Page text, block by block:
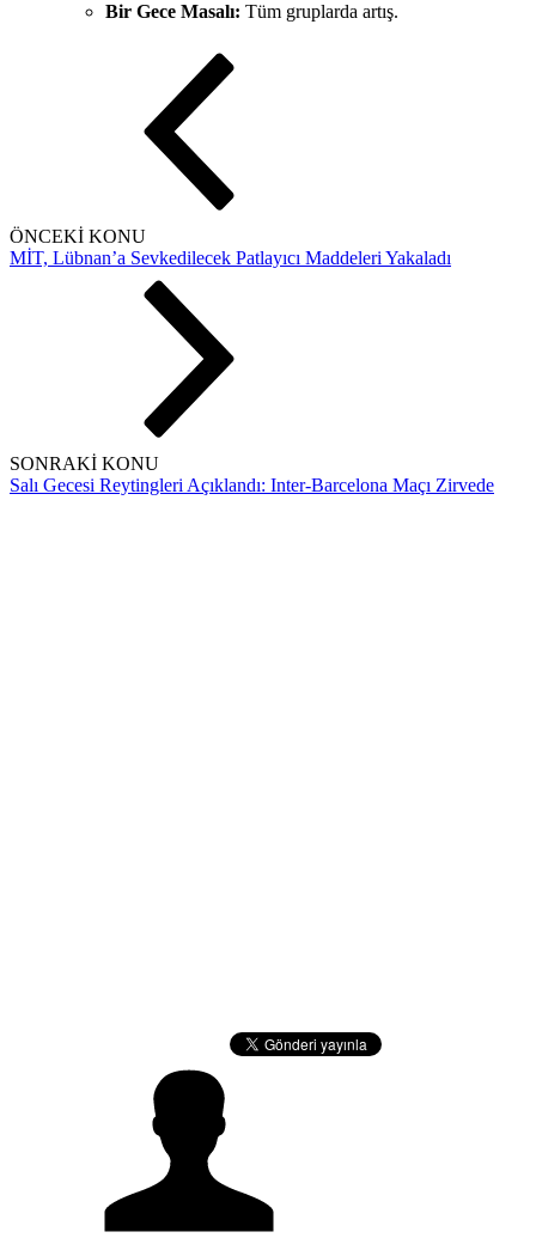
Bir Gece Masalı: Tüm gruplarda artış.
ÖNCEKİ KONU
MİT, Lübnan’a Sevkedilecek Patlayıcı Maddeleri Yakaladı
SONRAKİ KONU
Salı Gecesi Reytingleri Açıklandı: Inter-Barcelona Maçı Zirvede